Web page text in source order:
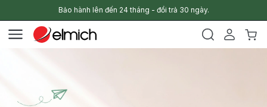
Bảo hành lên đến 24 tháng - đổi trả 30 ngày.